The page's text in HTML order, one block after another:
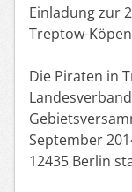
Einladung zur
Treptow-
Die Piraten in
September
12435 Berlin